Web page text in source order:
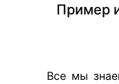
Пример
Все мы